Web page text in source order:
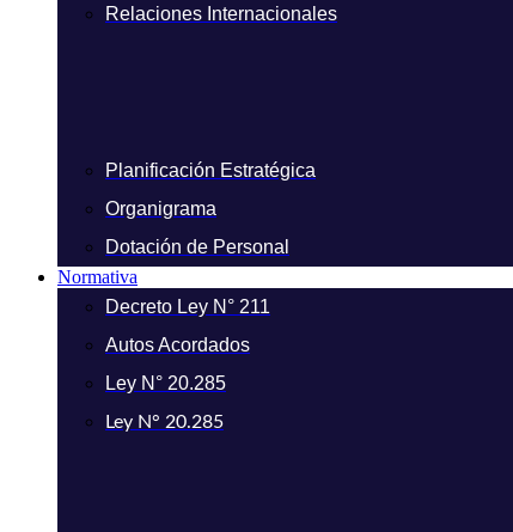
Relaciones Internacionales
Planificación Estratégica
Organigrama
Dotación de Personal
Normativa
Decreto Ley N° 211
Autos Acordados
Ley N° 20.285
Ley N° 20.285